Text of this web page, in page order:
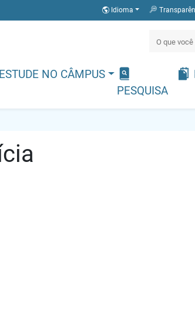
Idioma
NO CÂMPUS
PESQUISA